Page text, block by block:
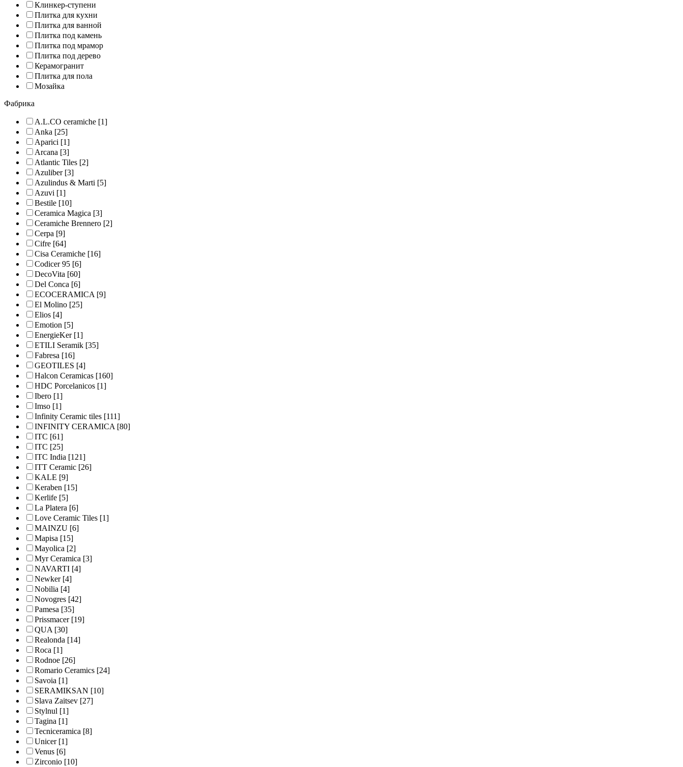
Клинкер-ступени
Плитка для кухни
Плитка для ванной
Плитка под камень
Плитка под мрамор
Плитка под дерево
Керамогранит
Плитка для пола
Мозайка
Фабрика
A.L.CO ceramiche [1]
Anka [25]
Aparici [1]
Arcana [3]
Atlantic Tiles [2]
Azuliber[3]
Azulindus & Marti [5]
Azuvi [1]
Bestile [10]
Ceramica Magica [3]
Ceramiche Brennero [2]
Cerpa [9]
Cifre [64]
Cisa Ceramiche [16]
Codicer 95 [6]
DecoVita [60]
Del Conca [6]
ECOCERAMICA[9]
El Molino [25]
Elios [4]
Emotion [5]
EnergieKer[1]
ETILI Seramik [35]
Fabresa [16]
GEOTILES [4]
Halcon Ceramicas [160]
HDC Porcelanicos [1]
Ibero [1]
Imso [1]
Infinity Ceramic tiles [111]
INFINITY CERAMICA[80]
ITC [61]
ITC [25]
ITC India [121]
ITT Ceramic [26]
KALE [9]
Keraben [15]
Kerlife [5]
La Platera [6]
Love Ceramic Tiles [1]
MAINZU [6]
Mapisa [15]
Mayolica [2]
Myr Ceramica [3]
NAVARTI [4]
Newker[4]
Nobilia [4]
Novogres [42]
Pamesa [35]
Prissmacer[19]
QUA[30]
Realonda [14]
Roca [1]
Rodnoe [26]
Romario Ceramics [24]
Savoia [1]
SERAMIKSAN [10]
Slava Zaitsev [27]
Stylnul [1]
Tagina [1]
Tecniceramica [8]
Unicer[1]
Venus [6]
Zirconio [10]